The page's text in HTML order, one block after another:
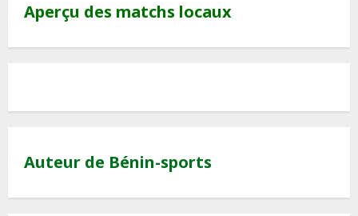
Aperçu des matchs locaux
Auteur de Bénin-sports